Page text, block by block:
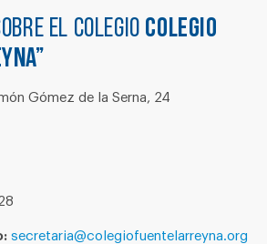
el colegio COLEGIO
Gómez de la Serna, 24
secretaria@colegiofuentelarreyna.org